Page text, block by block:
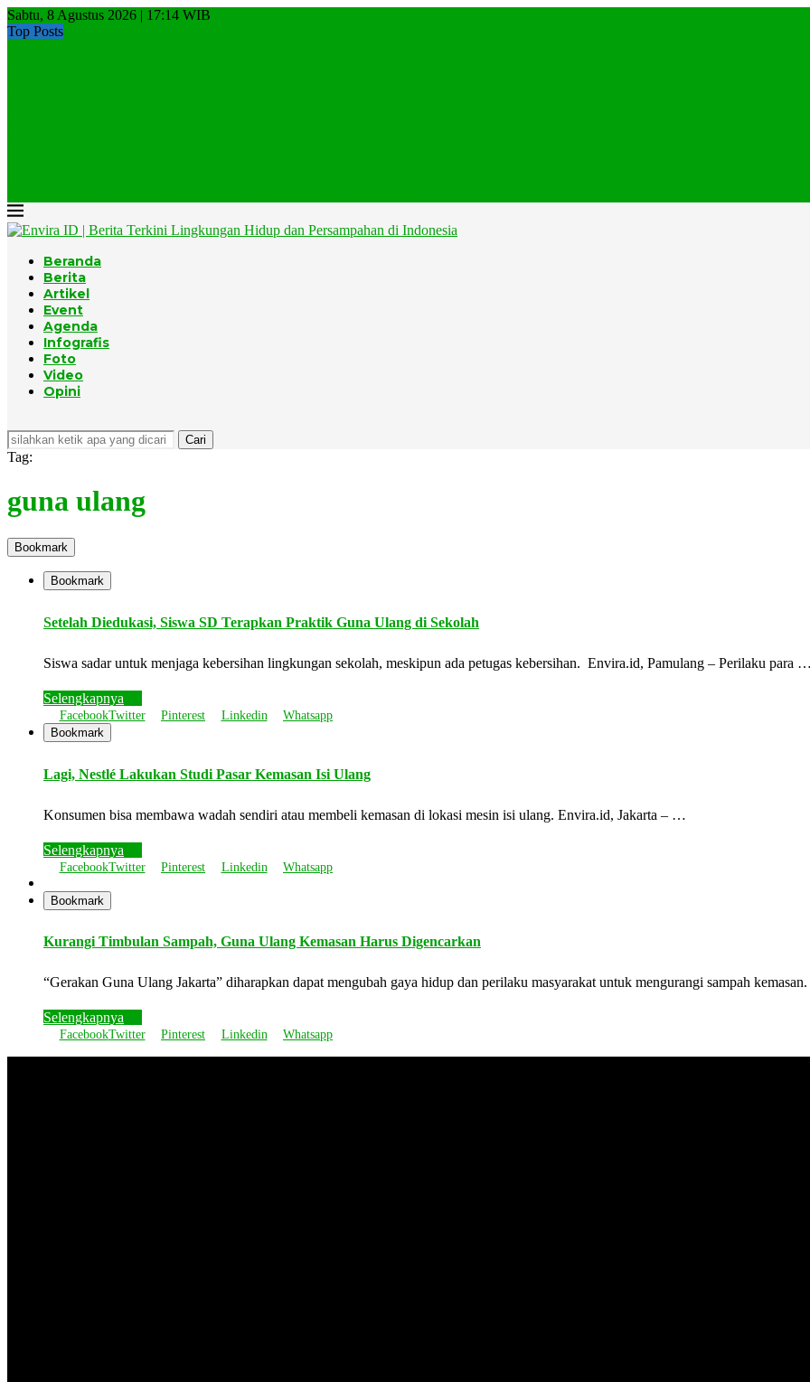
Sabtu, 8 Agustus 2026 | 17:14 WIB
Top Posts
Beranda
Berita
Artikel
Event
Agenda
Infografis
Foto
Video
Opini
Cari
Tag:
guna ulang
Bookmark
Bookmark
Setelah Diedukasi, Siswa SD Terapkan Praktik Guna Ulang di Sekolah
Siswa sadar untuk menjaga kebersihan lingkungan sekolah, meskipun ada petugas kebersihan. Envira.id, Pamulang – Perilaku para
Selengkapnya
FacebookTwitter Pinterest Linkedin
Whatsapp
Bookmark
Lagi, Nestlé Lakukan Studi Pasar Kemasan Isi Ulang
Konsumen bisa membawa wadah sendiri atau membeli kemasan di lokasi mesin isi ulang. Envira.id, Jakarta – …
Selengkapnya
FacebookTwitter Pinterest Linkedin Whatsapp
Bookmark
Kurangi Timbulan Sampah, Guna Ulang Kemasan Harus Digencarkan
“Gerakan Guna Ulang Jakarta” diharapkan dapat mengubah gaya hidup dan perilaku masyarakat untuk mengurangi sampah
Selengkapnya
FacebookTwitter Pinterest Linkedin Whatsapp